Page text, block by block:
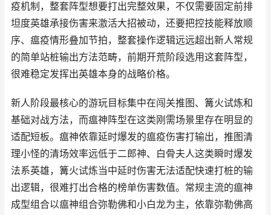
疫机制，整套阵型想要打出完整效果，不仅需要固定前排
坦度英雄承接伤害来激活大招被动，还要把控技能释放顺
序、瘟疫情形叠加节拍，整套操作逻辑远远超出新人常规
的简单站桩输出方法范畴，前期开荒阶段选用这套阵型，
很难稳定发挥出英雄本身的战略价格。
新人阶段最核心的游玩目标集中在闯关推图、篝火试炼和
基础对战方法，而瘟神阵型在这类刚需场景里存在明显的
适配短板。瘟神依靠延时爆发的瘟疫伤害打输出，推图清
理小怪的清场效率远低于二郎神、白骨夫人这类瞬时爆发
法系英雄，篝火试炼当中延时伤害无法适配快速打桩的输
出逻辑，很难打出合格的榜单伤害数值。常规主流的瘟神
成型组合以瘟神组合弥勒佛和小白龙为主，依靠弥勒佛高